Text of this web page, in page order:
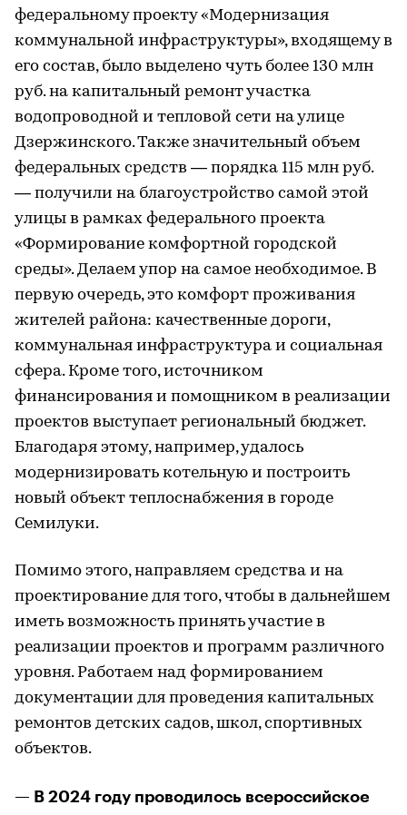
федеральному проекту «Модернизация
коммунальной инфраструктуры», входящему в
его состав, было выделено чуть более 130 млн
руб. на капитальный ремонт участка
водопроводной и тепловой сети на улице
Дзержинского. Также значительный объем
федеральных средств — порядка 115 млн руб.
— получили на благоустройство самой этой
улицы в рамках федерального проекта
«Формирование комфортной городской
среды». Делаем упор на самое необходимое. В
первую очередь, это комфорт проживания
жителей района: качественные дороги,
коммунальная инфраструктура и социальная
сфера. Кроме того, источником
финансирования и помощником в реализации
проектов выступает региональный бюджет.
Благодаря этому, например, удалось
модернизировать котельную и построить
новый объект теплоснабжения в городе
Семилуки.
Помимо этого, направляем средства и на
проектирование для того, чтобы в дальнейшем
иметь возможность принять участие в
реализации проектов и программ различного
уровня. Работаем над формированием
документации для проведения капитальных
ремонтов детских садов, школ, спортивных
объектов.
— В 2024 году проводилось всероссийское